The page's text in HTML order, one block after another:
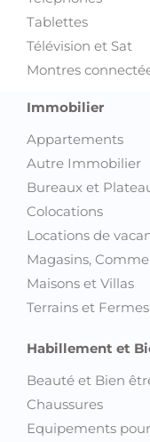
Tablettes
Télévision et Sat
Montres
Immobilier
Appartements
Autre Immobilier
Bureaux et
Colocations
Locations de
Magasins,
Maisons et Villas
Terrains et Fermes
Habillement et
Beauté et Bien
Chaussures
Equipements